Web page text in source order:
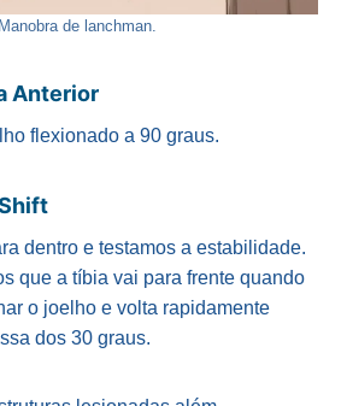
Manobra de lanchman.
Anterior
flexionado a 90 graus.
dentro e testamos a estabilidade.
que a tíbia vai para frente quando
o joelho e volta rapidamente
dos 30 graus.